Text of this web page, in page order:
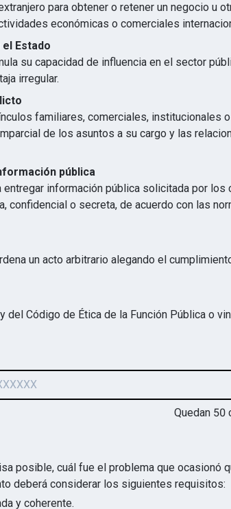
para obtener o retener un negocio u
económicas o comerciales
Estado
su capacidad de influencia en el sector
irregular.
familiares, comerciales, institucionales
de los asuntos a su cargo y las
pública
entregar información pública solicitada por los
confidencial o secreta, de acuerdo con las
un acto arbitrario alegando el
del Código de Ética de la Función Pública o
Quedan 50
posible, cuál fue el problema que ocasionó
deberá considerar los siguientes requisitos:
y coherente.